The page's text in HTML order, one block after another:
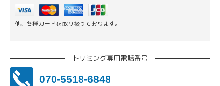
他、各種カードを取り扱っております。
トリミング専用電話番号
070-5518-6848